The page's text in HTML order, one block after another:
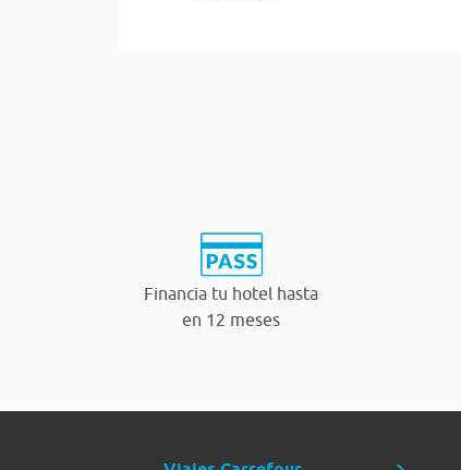
Financia tu hotel hasta
en 12 meses